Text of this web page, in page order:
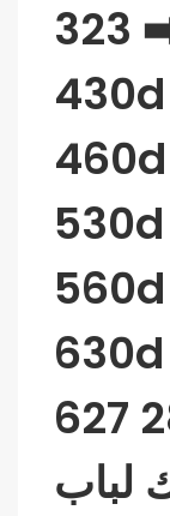
➡️ 323d 120×190 ➡️
630d فاااش تستنا كلمنا
على 28 280 627
لباب